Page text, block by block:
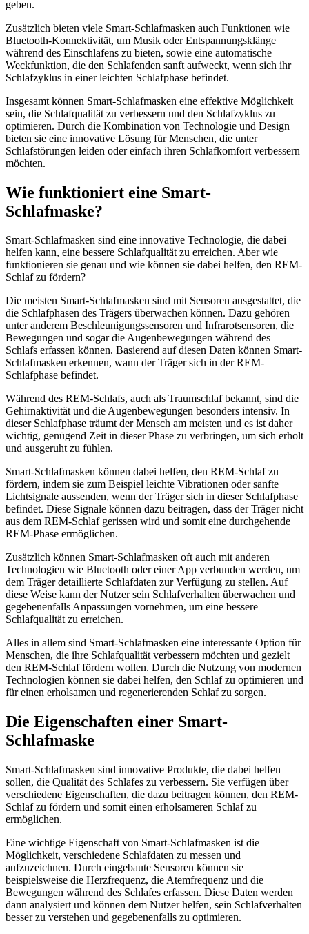
geben.
Zusätzlich bieten viele Smart-Schlafmasken auch Funktionen wie
Bluetooth-Konnektivität, um Musik oder Entspannungsklänge
während des Einschlafens zu bieten, sowie eine automatische
Weckfunktion, die den Schlafenden sanft aufweckt, wenn sich ihr
Schlafzyklus in einer leichten Schlafphase befindet.
Insgesamt können Smart-Schlafmasken eine effektive Möglichkeit
sein, die Schlafqualität zu verbessern und den Schlafzyklus zu
optimieren. Durch die Kombination von Technologie und Design
bieten sie eine innovative Lösung für Menschen, die unter
Schlafstörungen leiden oder einfach ihren Schlafkomfort verbessern
möchten.
Wie funktioniert eine Smart-
Schlafmaske?
Smart-Schlafmasken sind eine innovative Technologie, die dabei
helfen kann, eine bessere Schlafqualität zu erreichen. Aber wie
funktionieren sie genau und wie können sie dabei helfen, den REM-
Schlaf zu fördern?
Die meisten Smart-Schlafmasken sind mit Sensoren ausgestattet, die
die Schlafphasen des Trägers überwachen können. Dazu gehören
unter anderem Beschleunigungssensoren und Infrarotsensoren, die
Bewegungen und sogar die Augenbewegungen während des
Schlafs erfassen können. Basierend auf diesen Daten können Smart-
Schlafmasken erkennen, wann der Träger sich in der REM-
Schlafphase befindet.
Während des REM-Schlafs, auch als Traumschlaf bekannt, sind die
Gehirnaktivität und die Augenbewegungen besonders intensiv. In
dieser Schlafphase träumt der Mensch am meisten und es ist daher
wichtig, genügend Zeit in dieser Phase zu verbringen, um sich erholt
und ausgeruht zu fühlen.
Smart-Schlafmasken können dabei helfen, den REM-Schlaf zu
fördern, indem sie zum Beispiel leichte Vibrationen oder sanfte
Lichtsignale aussenden, wenn der Träger sich in dieser Schlafphase
befindet. Diese Signale können dazu beitragen, dass der Träger nicht
aus dem REM-Schlaf gerissen wird und somit eine durchgehende
REM-Phase ermöglichen.
Zusätzlich können Smart-Schlafmasken oft auch mit anderen
Technologien wie Bluetooth oder einer App verbunden werden, um
dem Träger detaillierte Schlafdaten zur Verfügung zu stellen. Auf
diese Weise kann der Nutzer sein Schlafverhalten überwachen und
gegebenenfalls Anpassungen vornehmen, um eine bessere
Schlafqualität zu erreichen.
Alles in allem sind Smart-Schlafmasken eine interessante Option für
Menschen, die ihre Schlafqualität verbessern möchten und gezielt
den REM-Schlaf fördern wollen. Durch die Nutzung von modernen
Technologien können sie dabei helfen, den Schlaf zu optimieren und
für einen erholsamen und regenerierenden Schlaf zu sorgen.
Die Eigenschaften einer Smart-
Schlafmaske
Smart-Schlafmasken sind innovative Produkte, die dabei helfen
sollen, die Qualität des Schlafes zu verbessern. Sie verfügen über
verschiedene Eigenschaften, die dazu beitragen können, den REM-
Schlaf zu fördern und somit einen erholsameren Schlaf zu
ermöglichen.
Eine wichtige Eigenschaft von Smart-Schlafmasken ist die
Möglichkeit, verschiedene Schlafdaten zu messen und
aufzuzeichnen. Durch eingebaute Sensoren können sie
beispielsweise die Herzfrequenz, die Atemfrequenz und die
Bewegungen während des Schlafes erfassen. Diese Daten werden
dann analysiert und können dem Nutzer helfen, sein Schlafverhalten
besser zu verstehen und gegebenenfalls zu optimieren.